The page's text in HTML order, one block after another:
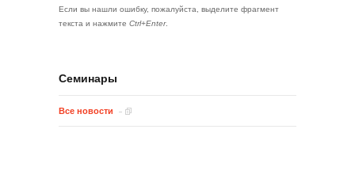
Если вы нашли ошибку, пожалуйста, выделите фрагмент
текста и нажмите Ctrl+Enter.
Семинары
Все новости